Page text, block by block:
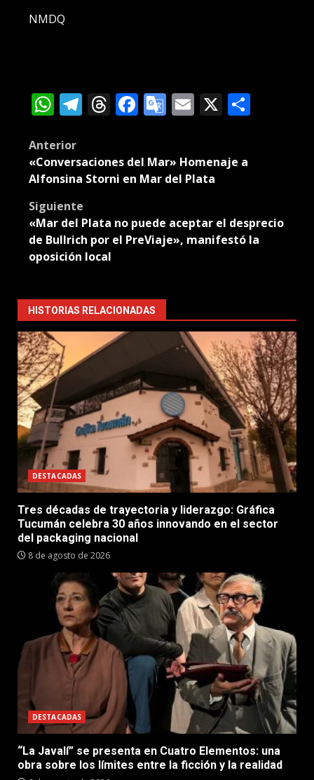
NMDQ
WhatsApp
Telegram
Threads
Facebook
Google
Email
X
Post
navigation
Anterior
«Conversaciones del Mar» Homenaje a
Alfonsina Storni en Mar del Plata
Siguiente
«Mar del Plata no puede aceptar el desprecio
de Bullrich por el PreViaje», manifestó la
oposición local
HISTORIAS RELACIONADAS
DESTACADAS
Tres décadas de trayectoria y liderazgo: Gráfica
Tucumán celebra 30 años innovando en el sector
del packaging nacional
8 de agosto de 2026
DESTACADAS
“La Javalí” se presenta en Cuatro Elementos: una
obra sobre los límites entre la ficción y la realidad